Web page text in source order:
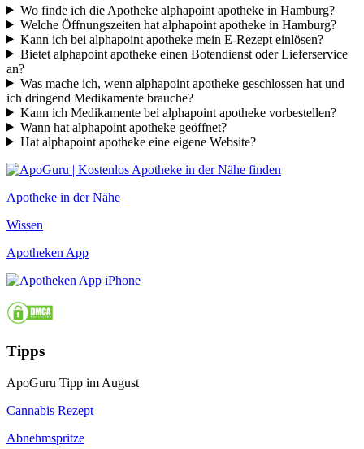
Wo finde ich die Apotheke alphapoint apotheke in Hamburg?
Welche Öffnungszeiten hat alphapoint apotheke in Hamburg?
Kann ich bei alphapoint apotheke mein E-Rezept einlösen?
Bietet alphapoint apotheke einen Botendienst oder Lieferservice
an?
Was mache ich, wenn alphapoint apotheke geschlossen hat und
ich dringend Medikamente brauche?
Kann ich Medikamente bei alphapoint apotheke vorbestellen?
Wann hat alphapoint apotheke geöffnet?
Hat alphapoint apotheke eine eigene Website?
Apotheke in der Nähe
Wissen
Apotheken App
Tipps
ApoGuru Tipp im August
Cannabis Rezept
Abnehmspritze